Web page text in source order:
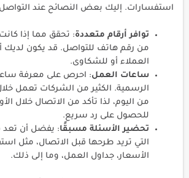
استفسارات. إليك بعض النصائح عند التواصل
توافر أرقام متعددة: تحقق مما إذا
من رقم هاتف للتواصل. قد يكون لديك
العملاء أو للشكاوى.
ساعات العمل: احرص على معرفة
الرسمية. الكثير من الشركات تعمل
من اليوم، لذا تأكد من الاتصال خلال
للحصول على رد سريع.
تحضير الأسئلة مسبقًا: يفضل أن تعد
التي تريد طرحها قبل الاتصال، مثل
الأسعار، جداول العمل، وما إلى ذلك.